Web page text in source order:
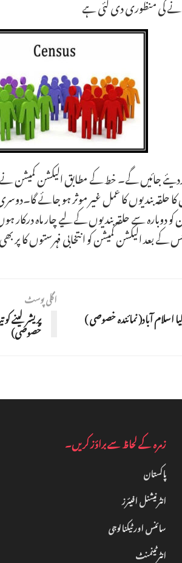
بندیوں کا عمل غیر موثر ہو جائے
کمیشن کو دوبارہ سے حلقہ بندیوں کے لیے چار
کے بعد الیکشن کمیشن کو انتخابی فہرستوں کا
آباد( نمائندہ خصوصی )
اگلی پوسٹ
پریشر لینے
خصوصی)
زمرہ کے لحاظ سے براؤز کریں۔
پاکستان
انٹرنیشنل افیئرز
سائنس اور ٹیکنالوجی
انٹرٹینمنٹ‎